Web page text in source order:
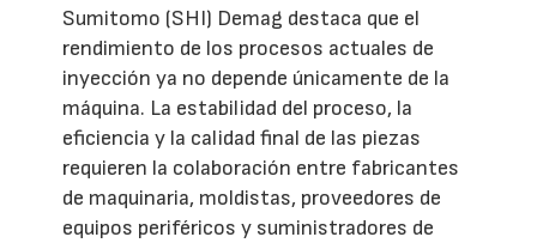
Sumitomo (SHI) Demag destaca que el
rendimiento de los procesos actuales de
inyección ya no depende únicamente de la
máquina. La estabilidad del proceso, la
eficiencia y la calidad final de las piezas
requieren la colaboración entre fabricantes
de maquinaria, moldistas, proveedores de
equipos periféricos y suministradores de